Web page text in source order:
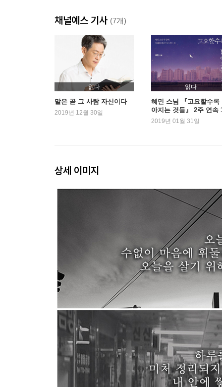
주변에 휩쓸리지 말고 나다운 나를 지켜라
2부 거피취차 去彼取此
: 이상에 취하지 말고 일상에 몰두하라
자존심은 부끄러움을 아는 데에서 시작한다
스스로에게 모든 정성을 다하라
마음을 정돈하고 싶다면 몸부터 바르게 하라
배우고자 하는 자세를 습관으로 만들어라
지키고 싶다면 벽을 세우지 말고 속을 채워라
경험에 휘둘리지 말고 있는 그대로를 보라
마음을 지키고 싶다면 먼저 그 마음을 내려놓아라
공부는 잃어버린 마음을 찾는 과정이다
자신에게만 너그러울 때 사람은 괴물이 된다
손해 봐도 좋다는 마음이 더 큰 것을 가져다준다
3부 전미개오 轉迷開悟
: 껍질에 갇히지 말고 스스로의 중심을 세워라
공부는 얼마나 하는지보다 어떻게 하는지가 중요
사람이라면 부끄러움을 알아야 한다
인간의 완성은 사소한 일상에서부터 시작된다
성찰이 없는 공부는 공부가 아니다
마음은 버리는 것이 아니라 기르는 것이다
인간에게는 마음을 회복할 수 있는 힘이 있다
스스로에 대한 확신은 배움에서 나온다
나를 만들어나가는 것은 다름아닌 나 자신이다
사는 대로 생각하면 인간은 멈춰진다
채널예스 기사 (7개)
읽다
말은 곧 그 사람 자신이다
2019년 12월 30일
읽다
혜민 스님 『고요할수록
아지는 것들』 2주 연속
2019년 01월 31일
상세 이미지